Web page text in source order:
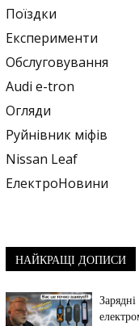
Поїздки
Експерименти
Обслуговування
Audi e-tron
Огляди
Руйнівник міфів
Nissan Leaf
ЕлектроНовини
НАЙКРАЩІ ДОПИСИ